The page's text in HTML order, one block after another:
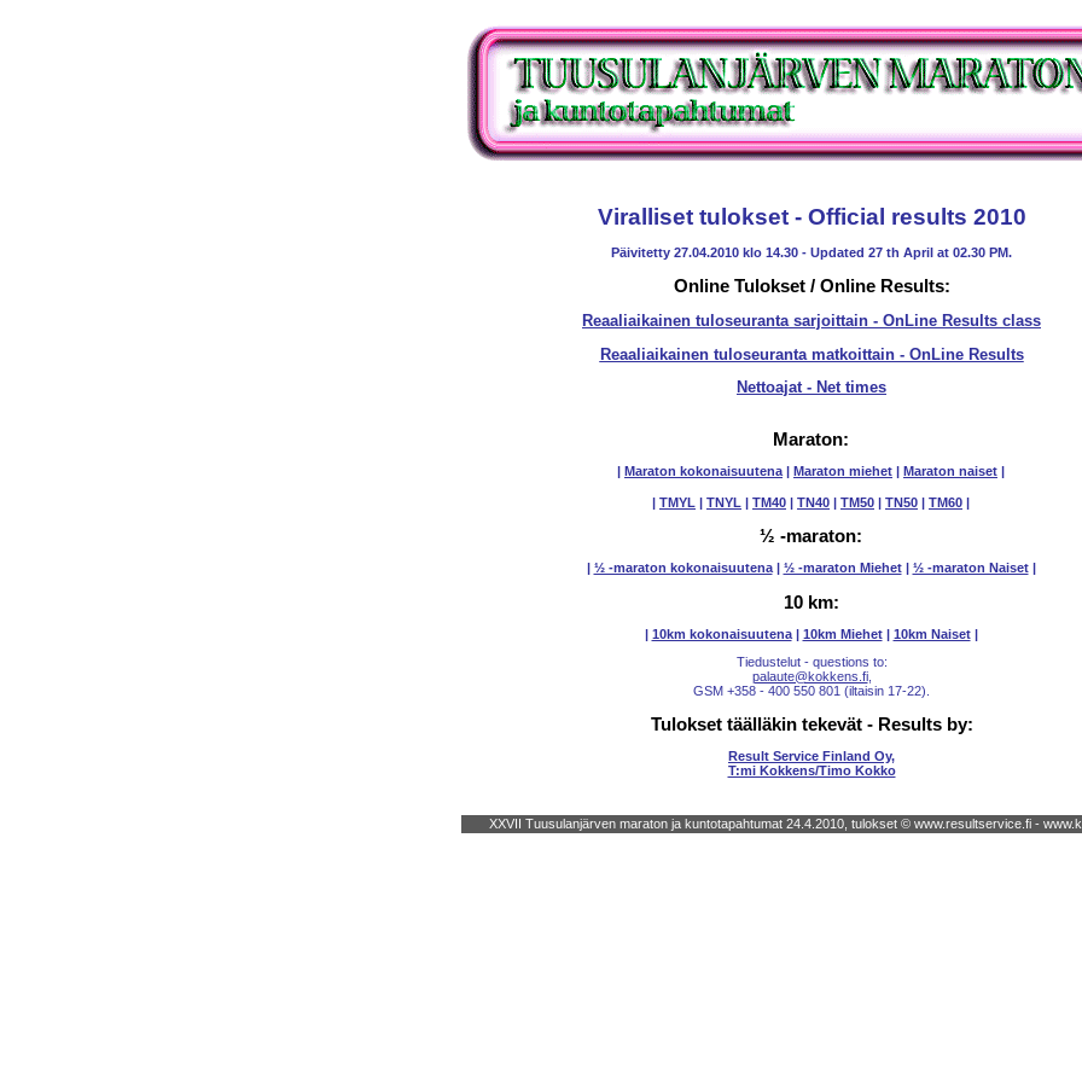
Viralliset tulokset - Official results 2010
Päivitetty 27.04.2010 klo 14.30 - Updated 27 th April at 02.30 PM.
Online Tulokset / Online Results:
Reaaliaikainen tuloseuranta sarjoittain - OnLine Results class
Reaaliaikainen tuloseuranta matkoittain - OnLine Results
Nettoajat - Net times
Maraton:
| Maraton kokonaisuutena | Maraton miehet | Maraton naiset |
| TMYL | TNYL | TM40 | TN40 | TM50 | TN50 | TM60 |
½ -maraton:
| ½ -maraton kokonaisuutena| ½ -maraton Miehet| ½ -maraton Naiset|
10 km:
| 10km kokonaisuutena| 10km Miehet| 10km Naiset|
Tiedustelut - questions to:
palaute@kokkens.fi,
GSM +358 - 400 550 801 (iltaisin 17-22).
Tulokset täälläkin tekevät - Results by:
Result Service Finland Oy,
T:mi Kokkens/Timo Kokko
XXVII Tuusulanjärven maraton ja kuntotapahtumat 24.4.2010, tulokset © www.resultservice.fi -